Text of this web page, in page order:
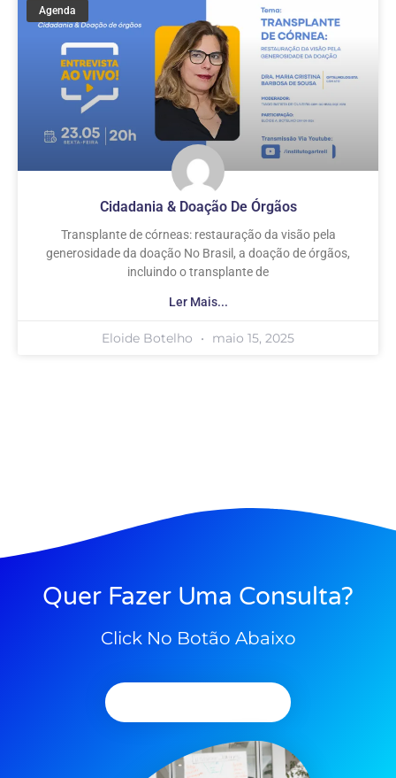
Agenda
Cidadania & Doação De Órgãos
Transplante de córneas: restauração da visão pela
generosidade da doação No Brasil, a doação de órgãos,
incluindo o transplante de
Ler Mais...
Eloide Botelho maio 15, 2025
Quer Fazer Uma Consulta?
Click No Botão Abaixo